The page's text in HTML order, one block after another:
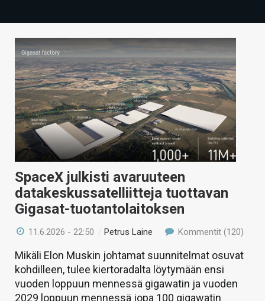
TECHBBS
TIETOA
HINTA.FI
KAUPPA
VAIHDA TEEMA
HAKU
SpaceX julkisti avaruuteen
datakeskussatelliitteja tuottavan
Gigasat-tuotantolaitoksen
11.6.2026 - 22:50 /Petrus Laine Kommentit (120)
Mikäli Elon Muskin johtamat suunnitelmat osuvat
kohdilleen, tulee kiertoradalta löytymään ensi
vuoden loppuun mennessä gigawatin ja vuoden
2029 loppuun mennessä jopa 100 gigawatin